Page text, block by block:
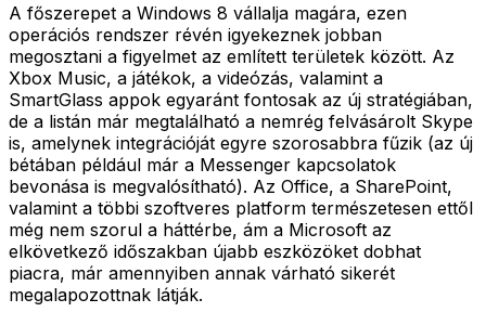
A főszerepet a Windows 8 vállalja magára, ezen
operációs rendszer révén igyekeznek jobban
megosztani a figyelmet az említett területek között. Az
Xbox Music, a játékok, a videózás, valamint a
SmartGlass appok egyaránt fontosak az új stratégiában,
de a listán már megtalálható a nemrég felvásárolt Skype
is, amelynek integrációját egyre szorosabbra fűzik (az új
bétában például már a Messenger kapcsolatok
bevonása is megvalósítható). Az Office, a SharePoint,
valamint a többi szoftveres platform természetesen ettől
még nem szorul a háttérbe, ám a Microsoft az
elkövetkező időszakban újabb eszközöket dobhat
piacra, már amennyiben annak várható sikerét
megalapozottnak látják.